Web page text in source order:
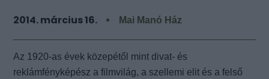
2014. március 16. Mai Manó Ház
Az 1920-as évek közepétől mint divat- és
reklámfényképész a filmvilág, a szellemi elit és a felső